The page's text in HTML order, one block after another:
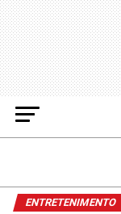
ENTRETENIMENTO